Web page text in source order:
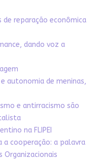
reparação econômica
dando voz a
autonomia de meninas,
e antirracismo são
na FLIPEI
a cooperação: a palavra
Organizacionais